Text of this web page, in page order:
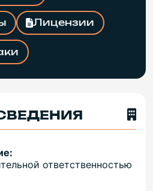
Лицензии
ответственностью